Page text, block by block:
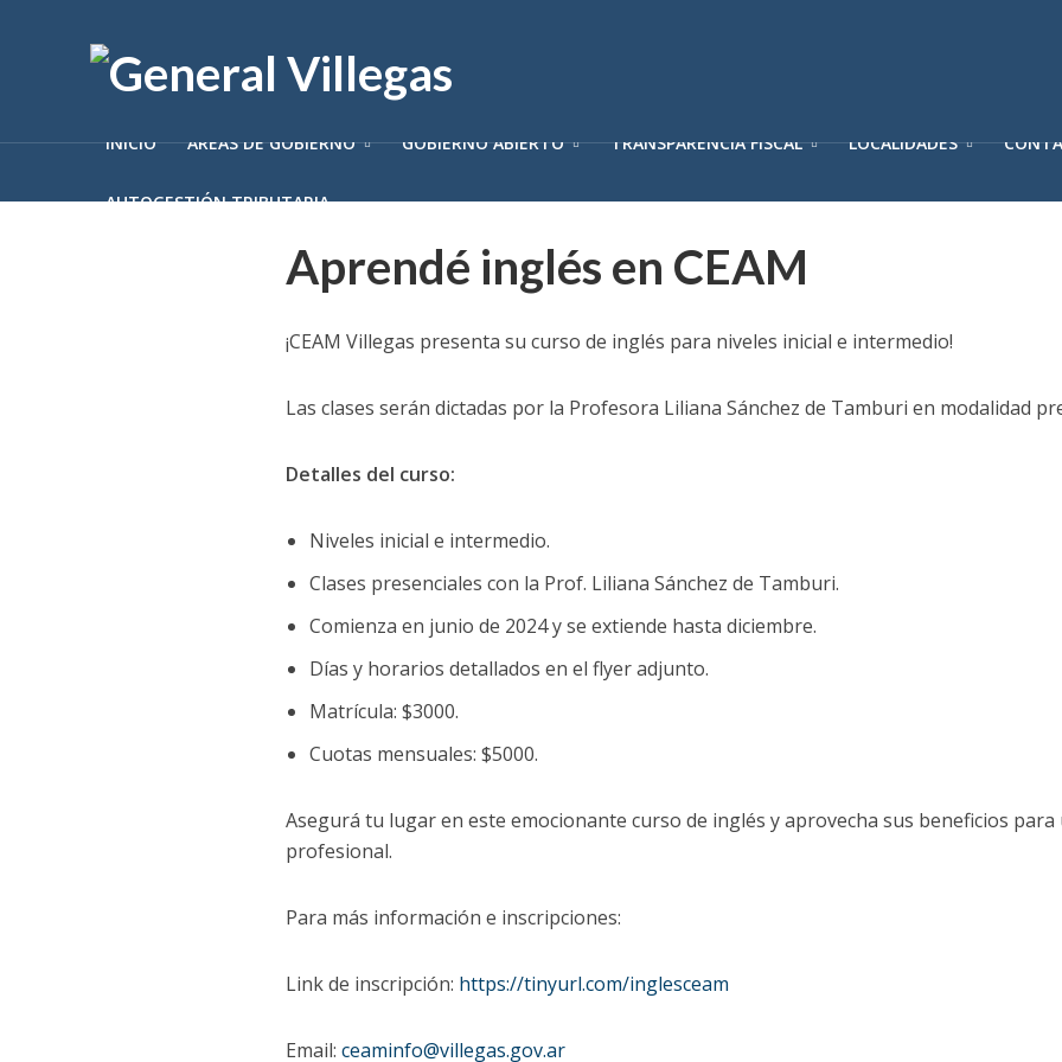
INICIO ÁREAS DE GOBIERNO GOBIERNO ABIERTO TRANSPARENCIA FISCAL LOCALIDADES
AUTOGESTIÓN TRIBUTARIA
Aprendé inglés en CEAM
¡CEAM Villegas presenta su curso de inglés para niveles inicial e intermedio!
Las clases serán dictadas por la Profesora Liliana Sánchez de Tamburi en modalidad
Detalles del curso:
Niveles inicial e intermedio.
Clases presenciales con la Prof. Liliana Sánchez de Tamburi.
Comienza en junio de 2024 y se extiende hasta diciembre.
Días y horarios detallados en el flyer adjunto.
Matrícula: $3000.
Cuotas mensuales: $5000.
Asegurá tu lugar en este emocionante curso de inglés y aprovecha sus beneficios
profesional.
Para más información e inscripciones:
Link de inscripción: https://tinyurl.com/inglesceam
Email: ceaminfo@villegas.gov.ar